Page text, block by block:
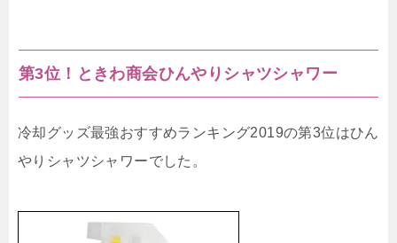
第3位！ときわ商会ひんやりシャツシャワー
冷却グッズ最強おすすめランキング2019の第3位はひん
やりシャツシャワーでした。